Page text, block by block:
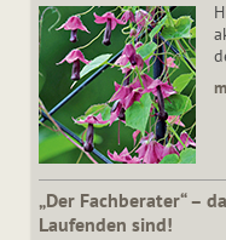
„Der Fachberater“ –
Laufenden sind!